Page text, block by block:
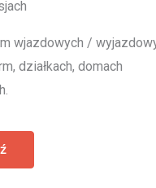
wjazdowych /
działkach, domach